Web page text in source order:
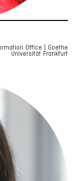
Office | Goethe
Universität Frankfurt